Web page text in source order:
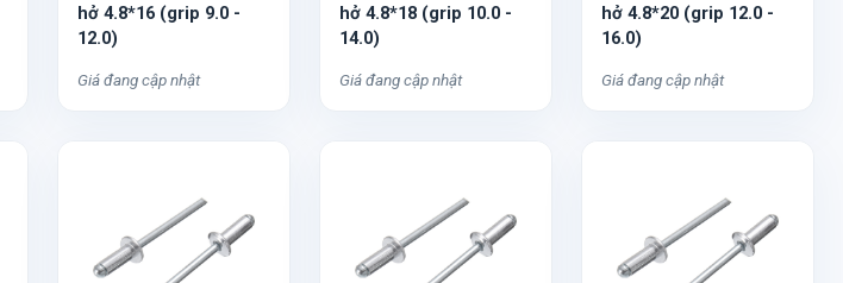
hở 4.8*16 (grip 9.0 -
12.0)
Giá đang cập nhật
hở 4.8*18 (grip 10.0 -
14.0)
Giá đang cập nhật
hở 4.8*20 (grip 12.0 -
16.0)
Giá đang cập nhật